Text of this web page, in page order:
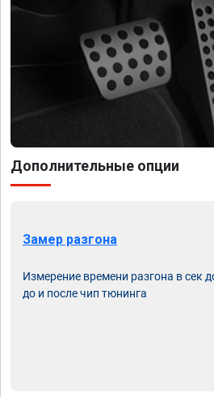
Дополнительные опции
Замер разгона
Измерение времени разгона в сек
до и после чип тюнинга